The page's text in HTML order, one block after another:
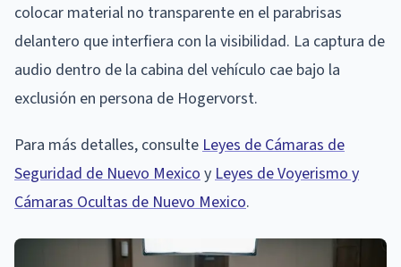
colocar material no transparente en el parabrisas
delantero que interfiera con la visibilidad. La captura de
audio dentro de la cabina del vehículo cae bajo la
exclusión en persona de Hogervorst.
Para más detalles, consulteLeyes de Cámaras de
Seguridad de Nuevo MexicoyLeyes de Voyerismo y
Cámaras Ocultas de Nuevo Mexico.